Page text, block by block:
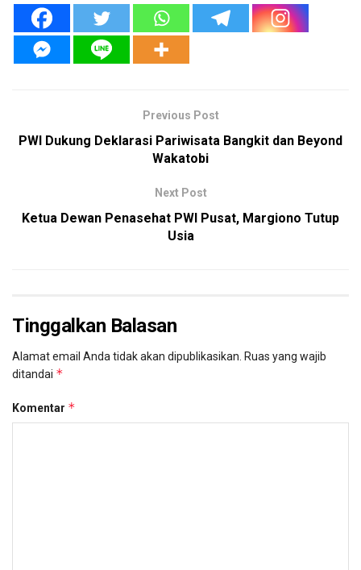
Previous Post
PWI Dukung Deklarasi Pariwisata Bangkit dan Beyond
Wakatobi
Next Post
Ketua Dewan Penasehat PWI Pusat, Margiono Tutup
Usia
Tinggalkan Balasan
Alamat email Anda tidak akan dipublikasikan. Ruas yang wajib
ditandai *
Komentar *